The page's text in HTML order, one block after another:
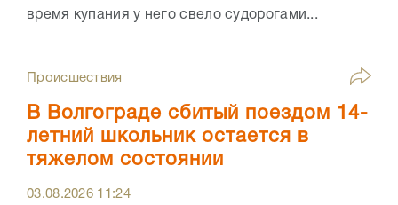
время купания у него свело судорогами...
Происшествия
В Волгограде сбитый поездом 14-
летний школьник остается в
тяжелом состоянии
03.08.2026 11:24